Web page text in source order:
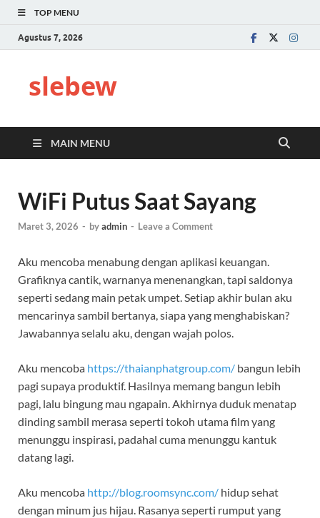
TOP MENU
Agustus 7, 2026
slebew
MAIN MENU
WiFi Putus Saat Sayang
Maret 3, 2026 - byadmin - Leave a Comment
Aku mencoba menabung dengan aplikasi keuangan.
Grafiknya cantik, warnanya menenangkan, tapi saldonya
seperti sedang main petak umpet. Setiap akhir bulan aku
mencarinya sambil bertanya, siapa yang menghabiskan?
Jawabannya selalu aku, dengan wajah polos.
Aku mencoba https://thaianphatgroup.com/ bangun lebih
pagi supaya produktif. Hasilnya memang bangun lebih
pagi, lalu bingung mau ngapain. Akhirnya duduk menatap
dinding sambil merasa seperti tokoh utama film yang
menunggu inspirasi, padahal cuma menunggu kantuk
datang lagi.
Aku mencoba http://blog.roomsync.com/ hidup sehat
dengan minum jus hijau. Rasanya seperti rumput yang